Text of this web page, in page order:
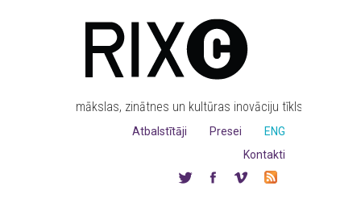
mākslas, zinātnes un kultūras inovāciju tīkls
ENG
Presei
Atbalstītāji
Kontakti